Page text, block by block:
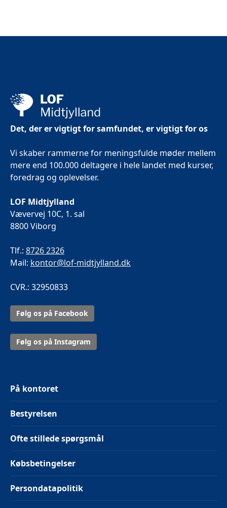
Det, der er vigtigt for samfundet, er vigtigt for os
Vi skaber rammerne for meningsfulde møder mellem
mere end 100.000 deltagere i hele landet med kurser,
foredrag og oplevelser.
LOF Midtjylland
Vævervej 10C, 1. sal
8800 Viborg
Tlf.: 8726 2326
Mail: kontor@lof-midtjylland.dk
CVR.: 32950833
Følg os på Facebook
Følg os på Instagram
På kontoret
Bestyrelsen
Ofte stillede spørgsmål
Købsbetingelser
Persondatapolitik